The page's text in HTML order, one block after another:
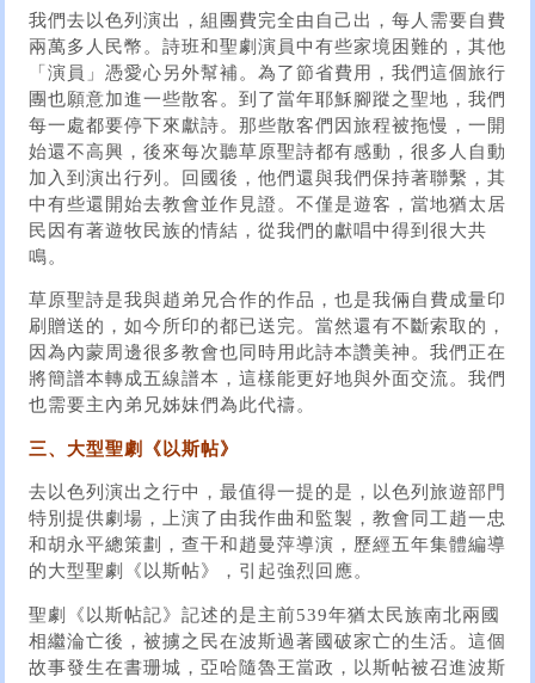
我們去以色列演出，組團費完全由自己出，每人需要自費
兩萬多人民幣。詩班和聖劇演員中有些家境困難的，其他
「演員」憑愛心另外幫補。為了節省費用，我們這個旅行
團也願意加進一些散客。到了當年耶穌腳蹤之聖地，我們
每一處都要停下來獻詩。那些散客們因旅程被拖慢，一開
始還不高興，後來每次聽草原聖詩都有感動，很多人自動
加入到演出行列。回國後，他們還與我們保持著聯繫，其
中有些還開始去教會並作見證。不僅是遊客，當地猶太居
民因有著遊牧民族的情結，從我們的獻唱中得到很大共
鳴。
草原聖詩是我與趙弟兄合作的作品，也是我倆自費成量印
刷贈送的，如今所印的都已送完。當然還有不斷索取的，
因為內蒙周邊很多教會也同時用此詩本讚美神。我們正在
將簡譜本轉成五線譜本，這樣能更好地與外面交流。我們
也需要主內弟兄姊妹們為此代禱。
三、大型聖劇《以斯帖》
去以色列演出之行中，最值得一提的是，以色列旅遊部門
特別提供劇場，上演了由我作曲和監製，教會同工趙一忠
和胡永平總策劃，查干和趙曼萍導演，歷經五年集體編導
的大型聖劇《以斯帖》，引起強烈回應。
聖劇《以斯帖記》記述的是主前539年猶太民族南北兩國
相繼淪亡後，被擄之民在波斯過著國破家亡的生活。這個
故事發生在書珊城，亞哈隨魯王當政，以斯帖被召進波斯